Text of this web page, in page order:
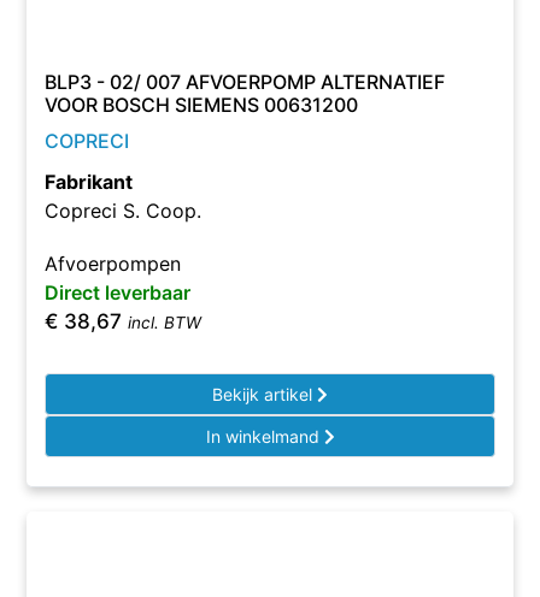
BLP3 - 02/ 007 AFVOERPOMP ALTERNATIEF
VOOR BOSCH SIEMENS 00631200
COPRECI
Fabrikant
Copreci S. Coop.
Afvoerpompen
Direct leverbaar
€ 38,67 incl. BTW
Bekijk artikel
In winkelmand